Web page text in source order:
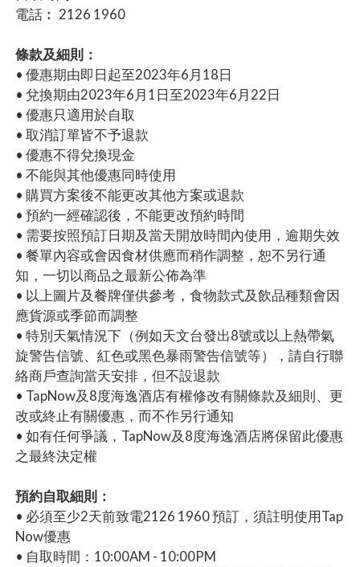
電話︰ 2126 1960
條款及細則：
• 優惠期由即日起至2023年6月18日
• 兌換期由2023年6月1日至2023年6月22日
• 優惠只適用於自取
• 取消訂單皆不予退款
• 優惠不得兌換現金
• 不能與其他優惠同時使用
• 購買方案後不能更改其他方案或退款
• 預約一經確認後，不能更改預約時間
• 需要按照預訂日期及當天開放時間內使用，逾期失效
• 餐單內容或會因食材供應而稍作調整，恕不另行通
知，一切以商品之最新公佈為準
• 以上圖片及餐牌僅供參考，食物款式及飲品種類會因
應貨源或季節而調整
• 特別天氣情況下（例如天文台發出8號或以上熱帶氣
旋警告信號、紅色或黑色暴雨警告信號等），請自行聯
絡商戶查詢當天安排，但不設退款
• TapNow及8度海逸酒店有權修改有關條款及細則、更
改或終止有關優惠，而不作另行通知
• 如有任何爭議，TapNow及8度海逸酒店將保留此優惠
之最終決定權
預約自取細則：
• 必須至少2天前致電2126 1960 預訂，須註明使用Tap
Now優惠
• 自取時間：10:00AM - 10:00PM